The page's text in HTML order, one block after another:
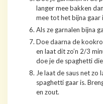
langer mee bakken
mee tot het bijna gaar
Als ze garnalen bijna
Doe daarna de
en laat dit zo’n 2/3
doe je de spaghetti
Je laat de saus net
spaghetti gaar is.
en zout.